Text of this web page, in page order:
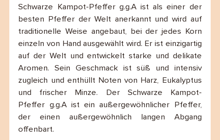
Schwarze Kampot-Pfeffer g.g.A ist als einer der
besten Pfeffer der Welt anerkannt und wird auf
traditionelle Weise angebaut, bei der jedes Korn
einzeln von Hand ausgewählt wird. Er ist einzigartig
auf der Welt und entwickelt starke und delikate
Aromen. Sein Geschmack ist süß und intensiv
zugleich und enthüllt Noten von Harz, Eukalyptus
und frischer Minze. Der Schwarze Kampot-
Pfeffer g.g.A ist ein außergewöhnlicher Pfeffer,
der einen außergewöhnlich langen Abgang
offenbart.